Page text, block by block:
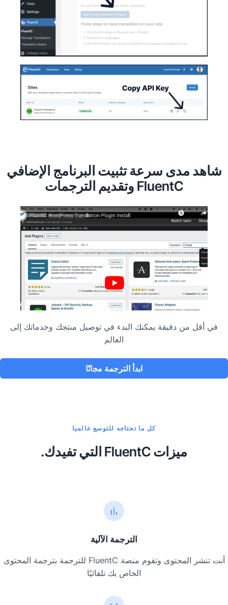
شاهد مدى سرعة تثبيت البرنامج الإضافي
FluentC وتقديم الترجمات
Video
Player
في أقل من دقيقة يمكنك البدء في توصيل منتجك وخدماتك إلى
العالم
ابدأ الترجمة مجانًا
كل ما تحتاجه للتوسع عالميا
ميزات FluentC التي تفيدك.
الترجمة الآلية
أنت تنشر المحتوى وتقوم منصة FluentC للترجمة بترجمة المحتوى
الخاص بك تلقائيًا